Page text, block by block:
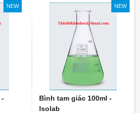
NEW
-
NEW
Bình tam giác 100ml -
Isolab